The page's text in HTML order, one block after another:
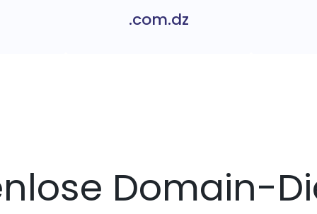
.com.dz
Domain-